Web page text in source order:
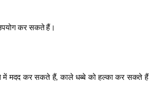
कर सकते हैं।
में मदद कर सकते हैं, काले धब्बे को हल्का कर